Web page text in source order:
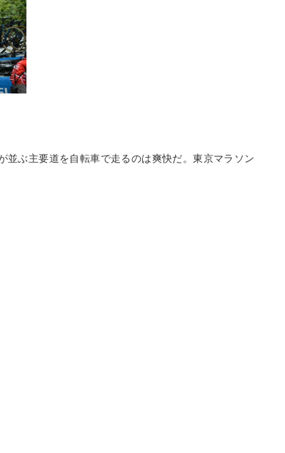
並ぶ主要道を自転車で走るのは爽快だ。東京マラソン